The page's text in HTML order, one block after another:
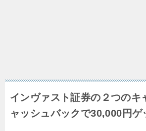
インヴァスト証券の２つのキ
ャッシュバックで30,000円ゲ